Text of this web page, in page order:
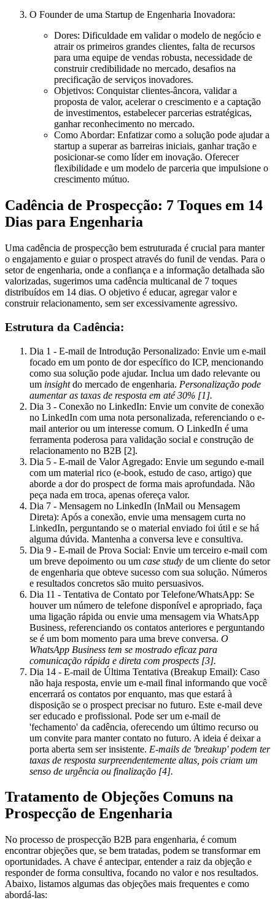
O Founder de uma Startup de Engenharia Inovadora:
Dores: Dificuldade em validar o modelo de negócio e
atrair os primeiros grandes clientes, falta de recursos
para uma equipe de vendas robusta, necessidade de
construir credibilidade no mercado, desafios na
precificação de serviços inovadores.
Objetivos: Conquistar clientes-âncora, validar a
proposta de valor, acelerar o crescimento e a captação
de investimentos, estabelecer parcerias estratégicas,
ganhar reconhecimento no mercado.
Como Abordar: Enfatizar como a solução pode ajudar a
startup a superar as barreiras iniciais, ganhar tração e
posicionar-se como líder em inovação. Oferecer
flexibilidade e um modelo de parceria que impulsione o
crescimento mútuo.
Cadência de Prospecção: 7 Toques em 14
Dias para Engenharia
Uma cadência de prospecção bem estruturada é crucial para manter
o engajamento e guiar o prospect através do funil de vendas. Para o
setor de engenharia, onde a confiança e a informação detalhada são
valorizadas, sugerimos uma cadência multicanal de 7 toques
distribuídos em 14 dias. O objetivo é educar, agregar valor e
construir relacionamento, sem ser excessivamente agressivo.
Estrutura da Cadência:
Dia 1 - E-mail de Introdução Personalizado: Envie um e-mail
focado em um ponto de dor específico do ICP, mencionando
como sua solução pode ajudar. Inclua um dado relevante ou
um insightdo mercado de engenharia. Personalização pode
aumentar as taxas de resposta em até 30% [1].
Dia 3 - Conexão no LinkedIn: Envie um convite de conexão
no LinkedIn com uma nota personalizada, referenciando o e-
mail anterior ou um interesse comum. O LinkedIn é uma
ferramenta poderosa para validação social e construção de
relacionamento no B2B [2].
Dia 5 - E-mail de Valor Agregado: Envie um segundo e-mail
com um material rico (e-book, estudo de caso, artigo) que
aborde a dor do prospect de forma mais aprofundada. Não
peça nada em troca, apenas ofereça valor.
Dia 7 - Mensagem no LinkedIn (InMail ou Mensagem
Direta): Após a conexão, envie uma mensagem curta no
LinkedIn, perguntando se o material enviado foi útil e se há
alguma dúvida. Mantenha a conversa leve e consultiva.
Dia 9 - E-mail de Prova Social: Envie um terceiro e-mail com
um breve depoimento ou um case study de um cliente do setor
de engenharia que obteve sucesso com sua solução. Números
e resultados concretos são muito persuasivos.
Dia 11 - Tentativa de Contato por Telefone/WhatsApp: Se
houver um número de telefone disponível e apropriado, faça
uma ligação rápida ou envie uma mensagem via WhatsApp
Business, referenciando os contatos anteriores e perguntando
se é um bom momento para uma breve conversa. O
WhatsApp Business tem se mostrado eficaz para
comunicação rápida e direta com prospects [3].
Dia 14 - E-mail de Última Tentativa (Breakup Email): Caso
não haja resposta, envie um e-mail final informando que você
encerrará os contatos por enquanto, mas que estará à
disposição se o prospect precisar no futuro. Este e-mail deve
ser educado e profissional. Pode ser um e-mail de
'fechamento' da cadência, oferecendo um último recurso ou
um convite para manter contato no futuro. A ideia é deixar a
porta aberta sem ser insistente. E-mails de 'breakup' podem ter
taxas de resposta surpreendentemente altas, pois criam um
senso de urgência ou finalização [4].
Tratamento de Objeções Comuns na
Prospecção de Engenharia
No processo de prospecção B2B para engenharia, é comum
encontrar objeções que, se bem tratadas, podem se transformar em
oportunidades. A chave é antecipar, entender a raiz da objeção e
responder de forma consultiva, focando no valor e nos resultados.
Abaixo, listamos algumas das objeções mais frequentes e como
abordá-las: